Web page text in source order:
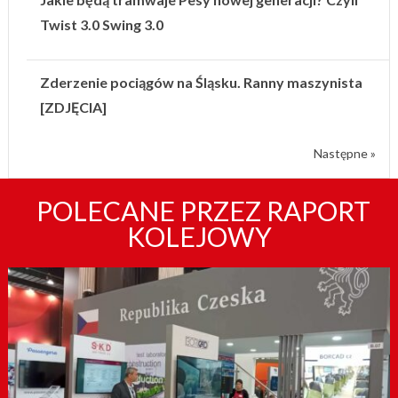
Twist 3.0 Swing 3.0
Zderzenie pociągów na Śląsku. Ranny maszynista
[ZDJĘCIA]
Następne »
POLECANE PRZEZ RAPORT
KOLEJOWY